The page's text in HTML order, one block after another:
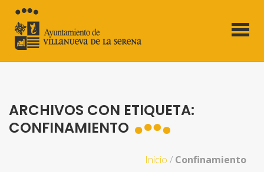
ARCHIVOS CON ETIQUETA:
CONFINAMIENTO
Inicio / Confinamiento